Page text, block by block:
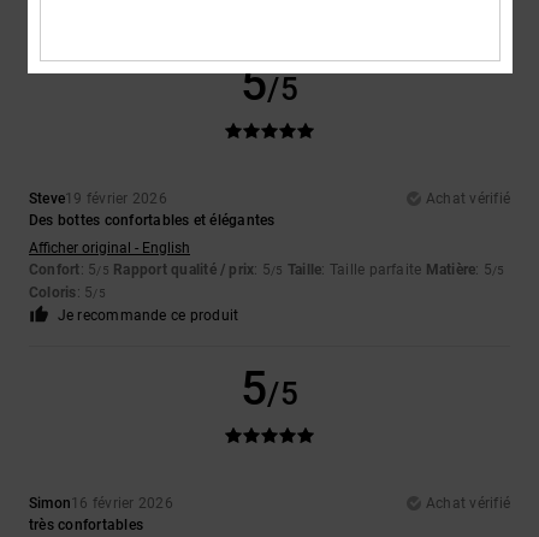
5/5
Steve19 février 2026
Achat vérifié
Des bottes confortables et élégantes
Afficher original - English
Confort: 5/5 Rapport qualité / prix: 5/5 Taille: Taille parfaite Matière: 5/5
Coloris: 5/5
Je recommande ce produit
5/5
Simon16 février 2026
Achat vérifié
très confortables